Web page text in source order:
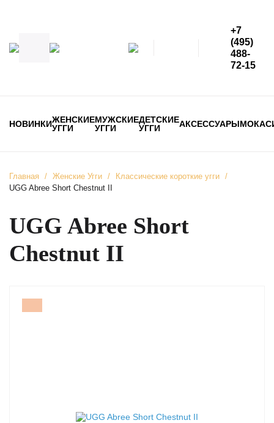
+7
(495)
488-
72-15
НОВИНКИЖЕНСКИЕ
УГГИ
МУЖСКИЕ
УГГИ
ДЕТСКИЕ
УГГИ
АКСЕССУАРЫ
Главная / Женские Угги / Классические короткие угги /
UGG Abree Short Chestnut II
UGG Abree Short
Chestnut II